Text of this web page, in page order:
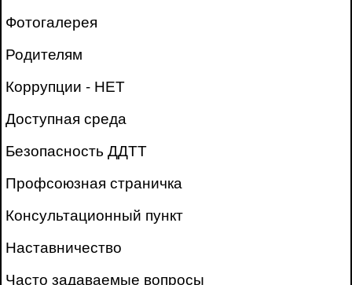
Фотогалерея
Родителям
Коррупции - НЕТ
Доступная среда
Безопасность ДДТТ
Профсоюзная страничка
Консультационный пункт
Наставничество
Часто задаваемые вопросы